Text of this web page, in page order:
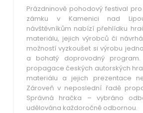
Prázdninově pohodový festival
zámku v Kamenici nad
návštěvníkům nabízí přehlídku
materiálu, jejich výrobců či
možností vyzkoušet si výrobu
a bohatý doprovodný
propagace českých autorských
materiálu a jejich prezentace
Zároveň v neposlední řadě
Správná
hračka – vybráno
udělována každoročně odbornou.